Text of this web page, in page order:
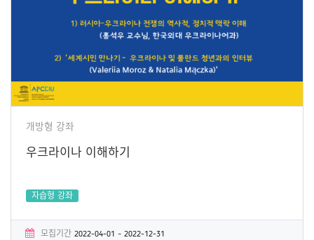
개방형 강좌
우크라이나 이해하기
자습형 강좌
모집기간 2022-04-01 ~ 2022-12-31